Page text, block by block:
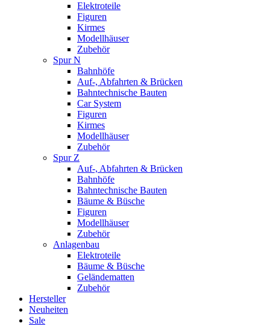
Elektroteile
Figuren
Kirmes
Modellhäuser
Zubehör
Spur N
Bahnhöfe
Auf-, Abfahrten & Brücken
Bahntechnische Bauten
Car System
Figuren
Kirmes
Modellhäuser
Zubehör
Spur Z
Auf-, Abfahrten & Brücken
Bahnhöfe
Bahntechnische Bauten
Bäume & Büsche
Figuren
Modellhäuser
Zubehör
Anlagenbau
Elektroteile
Bäume & Büsche
Geländematten
Zubehör
Hersteller
Neuheiten
Sale